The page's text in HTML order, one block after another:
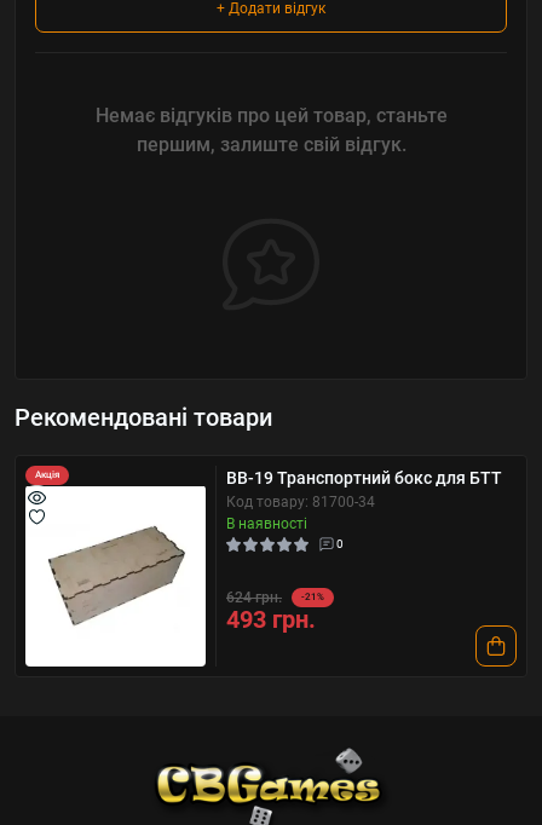
+ Додати відгук
Немає відгуків про цей товар, станьте
першим, залиште свій відгук.
Рекомендовані товари
Акція BB-19 Транспортний бокс для БТТ
Код товару: 81700-34
В наявності
0
624 грн. -21%
493 грн.